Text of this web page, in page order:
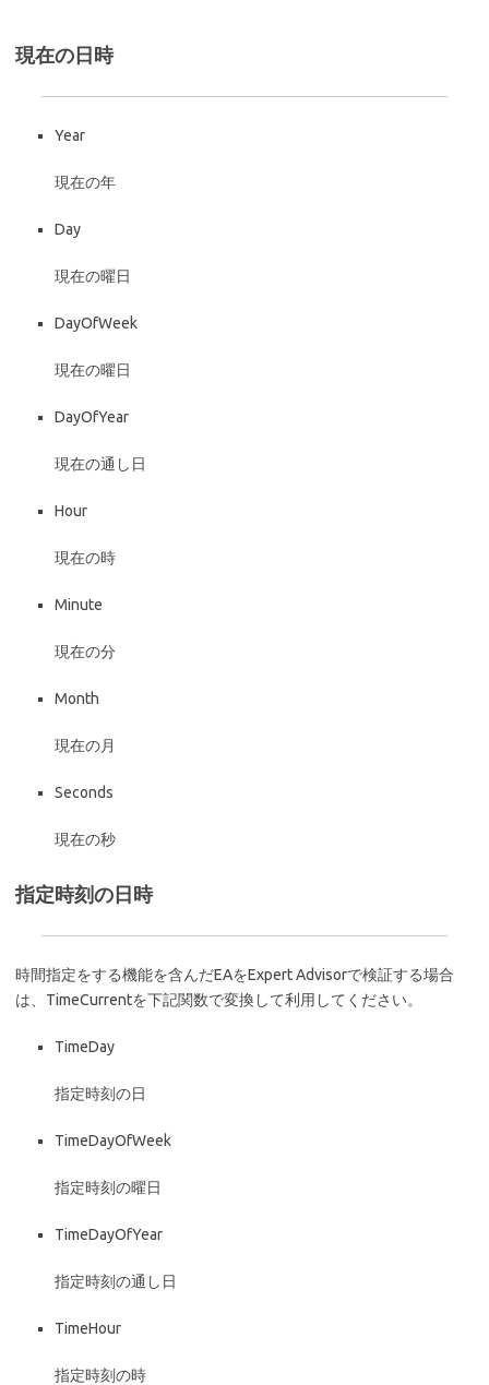
現在の日時
Year
現在の年
Day
現在の曜日
DayOfWeek
現在の曜日
DayOfYear
現在の通し日
Hour
現在の時
Minute
現在の分
Month
現在の月
Seconds
現在の秒
指定時刻の日時
時間指定をする機能を含んだEAをExpert Advisorで検証する場合
は、TimeCurrentを下記関数で変換して利用してください。
TimeDay
指定時刻の日
TimeDayOfWeek
指定時刻の曜日
TimeDayOfYear
指定時刻の通し日
TimeHour
指定時刻の時